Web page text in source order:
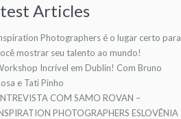
Articles
Photographers é o lugar certo para
mostrar seu talento ao mundo!
Incrível em Dublin! Com Bruno
e Tati Pinho
COM SAMO ROVAN –
PHOTOGRAPHERS ESLOVÊNIA